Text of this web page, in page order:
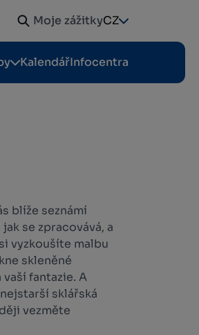
Moje zážitkyCZ
KalendářInfocentra
blíže seznámí
se zpracovává, a
vyzkoušíte malbu
skleněné
fantazie. A
sklářská
vezměte